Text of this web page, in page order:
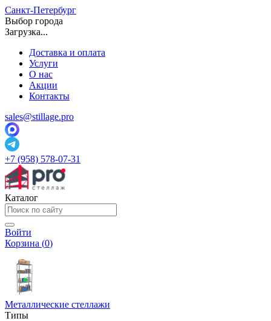
Санкт-Петербург
Выбор города
Загрузка...
Доставка и оплата
Услуги
О нас
Акции
Контакты
sales@stillage.pro
+7 (958) 578-07-31
Каталог
Войти
Корзина (0)
Металлические стеллажи
Типы